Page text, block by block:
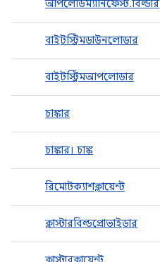
আপলোডম্যানিফেস্ট.বিল্ডার
বাইটস্ট্রিমডাউনলোডার
বাইটস্ট্রিমআপলোডার
চাঙ্কার
চাঙ্কার। চাঙ্ক
রিমোটক্যাশক্লায়েন্ট
ক্লাস্টারবিল্ডপ্রোভাইডার